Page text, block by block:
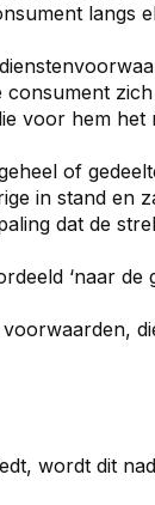
langs
consument
voor hem het
of
in stand en
dat de
‘naar de
wordt dit